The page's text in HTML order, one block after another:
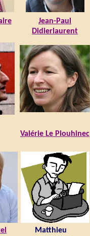
Jean-Paul
Didierlaurent
Valérie Le Plouhinec
Matthieu